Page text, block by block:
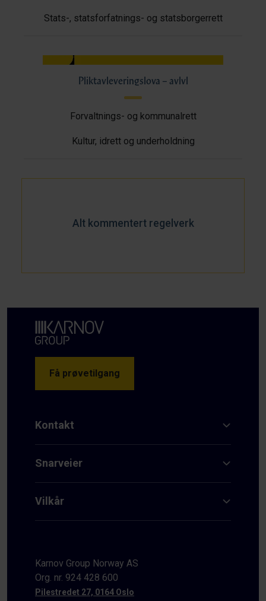
Stats-, statsforfatnings- og statsborgerrett
Pliktavleveringslova – avlvl
Forvaltnings- og kommunalrett
Kultur, idrett og underholdning
Alt kommentert regelverk
Få prøvetilgang
Kontakt
Snarveier
Vilkår
Karnov Group Norway AS
Org. nr. 924 428 600
Pilestredet 27, 0164 Oslo